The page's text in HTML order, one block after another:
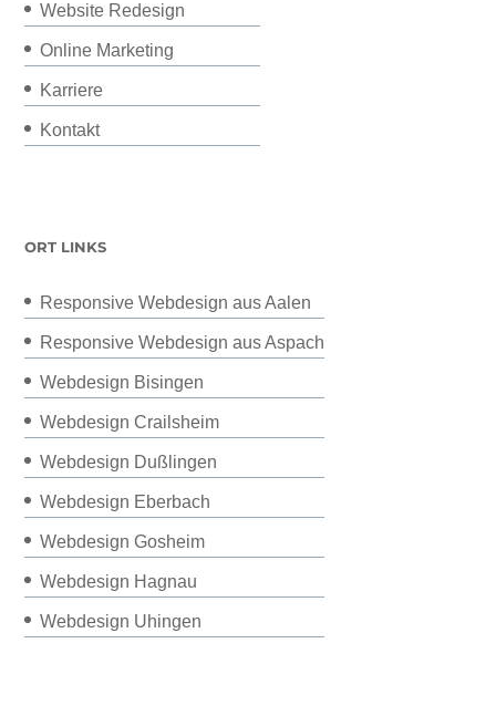
Website Redesign
Online Marketing
Karriere
Kontakt
ORT LINKS
Responsive Webdesign aus Aalen
Responsive Webdesign aus Aspach
Webdesign Bisingen
Webdesign Crailsheim
Webdesign Dußlingen
Webdesign Eberbach
Webdesign Gosheim
Webdesign Hagnau
Webdesign Uhingen